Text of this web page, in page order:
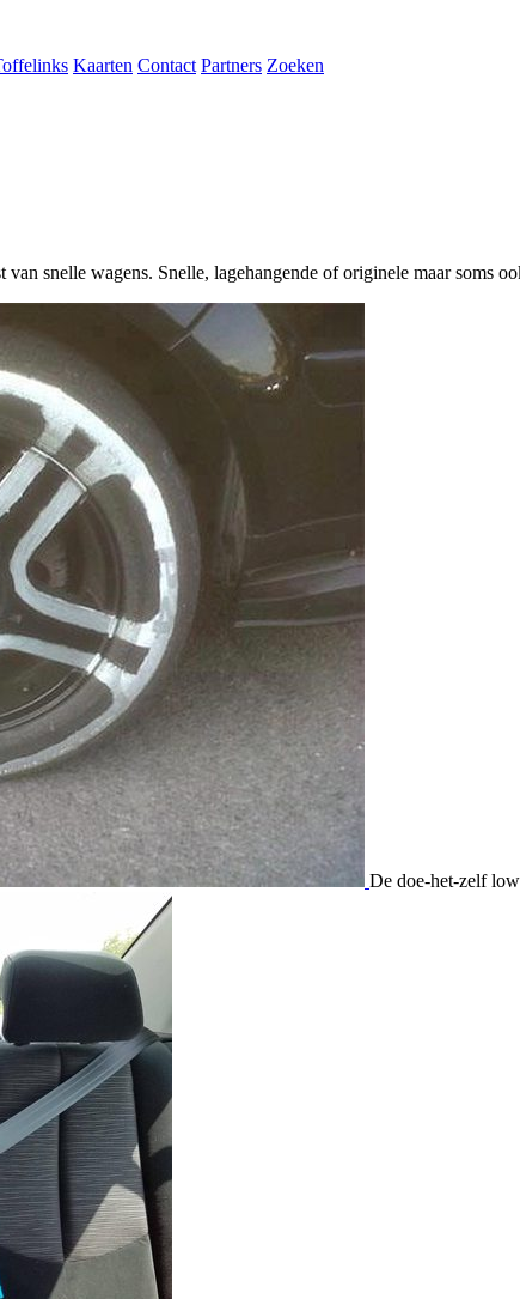
Kaarten Contact Partners Zoeken
snelle wagens. Snelle, lagehangende of originele maar soms
De doe-het-zelf